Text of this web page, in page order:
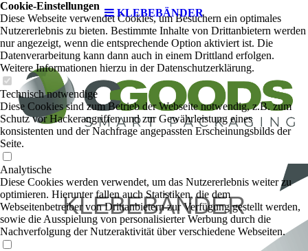
KLEBEBÄNDER
KLEBEBÄNDER
Cookie-Einstellungen
Diese Webseite verwendet Cookies, um Besuchern ein optimales
Nutzererlebnis zu bieten. Bestimmte Inhalte von Drittanbietern werden
nur angezeigt, wenn die entsprechende Option aktiviert ist. Die
Datenverarbeitung kann dann auch in einem Drittland erfolgen.
Weitere Informationen hierzu in der Datenschutzerklärung.
Technisch notwendige
Diese Cookies sind zum Betrieb der Webseite notwendig, z.B. zum
Schutz vor Hackerangriffen und zur Gewährleistung eines
konsistenten und der Nachfrage angepassten Erscheinungsbilds der
Seite.
Analytische
Diese Cookies werden verwendet, um das Nutzererlebnis weiter zu
optimieren. Hierunter fallen auch Statistiken, die dem
Webseitenbetreiber von Drittanbietern zur Verfügung gestellt werden,
sowie die Ausspielung von personalisierter Werbung durch die
Nachverfolgung der Nutzeraktivität über verschiedene Webseiten.